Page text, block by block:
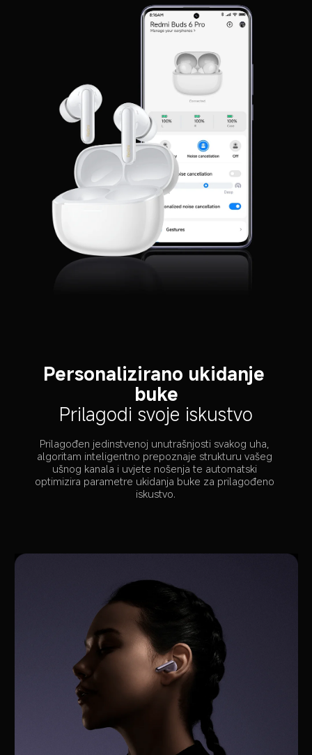
Personalizirano ukidanje
buke
Prilagodi svoje iskustvo
Prilagođen jedinstvenoj unutrašnjosti svakog uha,
algoritam inteligentno prepoznaje strukturu vašeg
ušnog kanala i uvjete nošenja te automatski
optimizira parametre ukidanja buke za prilagođeno
iskustvo.